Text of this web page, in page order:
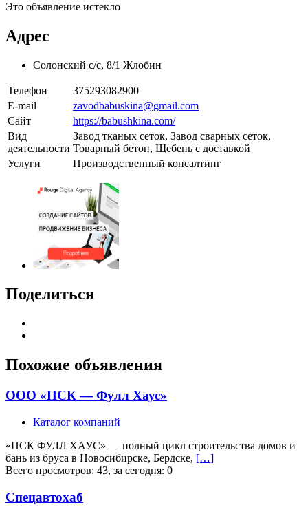
Это объявление истекло
Адрес
Солонский с/с, 8/1 Жлобин
Телефон
375293082900
E-mail
zavodbabuskina@gmail.com
Сайт
https://babushkina.com/
Вид
деятельности
Завод тканых сеток, Завод сварных сеток,
Товарный бетон, Щебень с доставкой
Услуги
Производственный консалтинг
Поделиться
Похожие объявления
ООО «ПСК — Фулл Хаус»
Каталог компаний
«ПСК ФУЛЛ ХАУС» — полный цикл строительства домов и
бань из бруса в Новосибирске, Бердске, […]
Всего просмотров: 43, за сегодня: 0
Спецавтохаб